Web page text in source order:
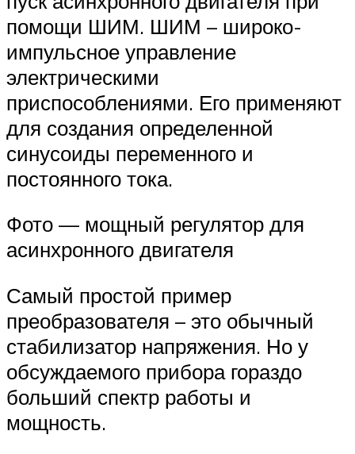
помощи ШИМ. ШИМ – широко-
импульсное управление
электрическими
приспособлениями. Его применяют
для создания определенной
синусоиды переменного и
постоянного тока.
Фото — мощный регулятор для
асинхронного двигателя
Самый простой пример
преобразователя – это обычный
стабилизатор напряжения. Но у
обсуждаемого прибора гораздо
больший спектр работы и
мощность.